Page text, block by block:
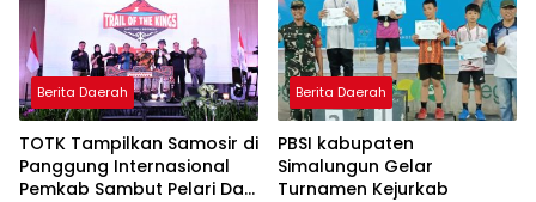
Berita Daerah
TOTK Tampilkan Samosir di
Panggung Internasional
Pemkab Sambut Pelari Dari
Berita Daerah
PBSI kabupaten
Simalungun Gelar
Turnamen Kejurkab